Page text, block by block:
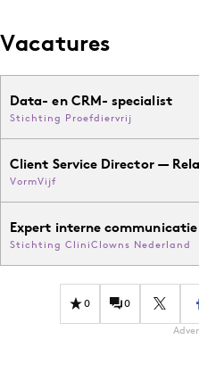
Vacatures
Data- en CRM- specialist
Stichting Proefdiervrij
Client Service Director —
VormVijf
Expert interne
Stichting CliniClowns Nederland
0 0